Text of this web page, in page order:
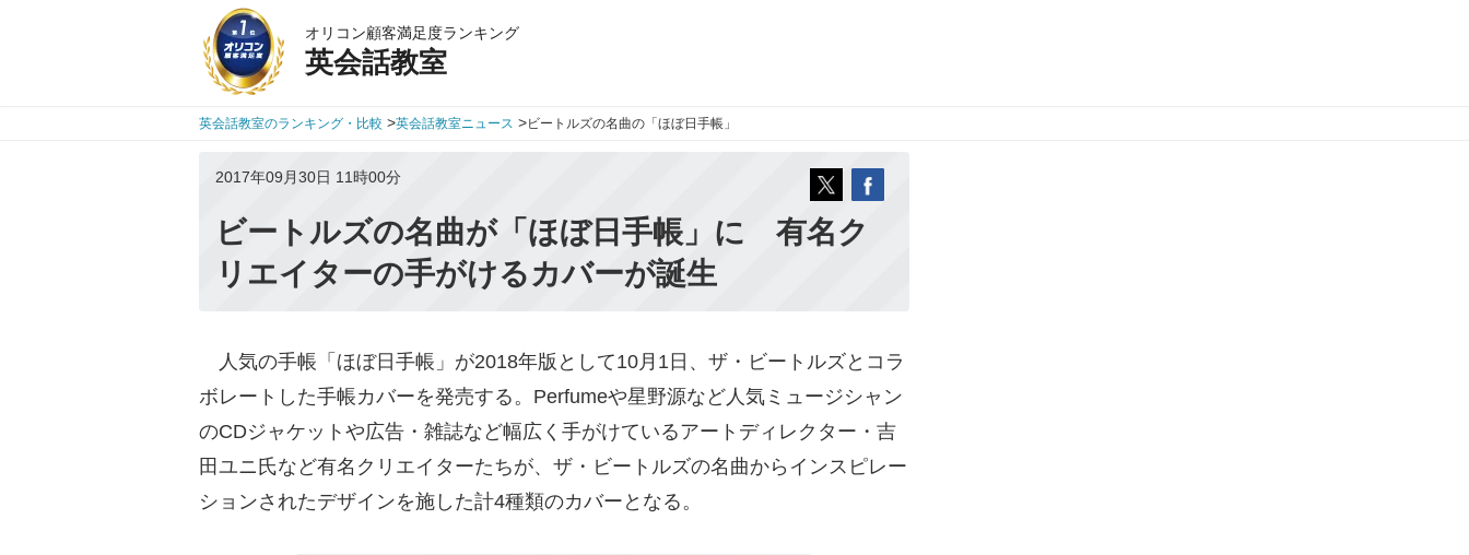
オリコン顧客満足度ランキング
英会話教室
英会話教室のランキング・比較 >英会話教室ニュース >ビートルズの名曲の「ほぼ日手帳」
2017年09月30日 11時00分
ビートルズの名曲が「ほぼ日手帳」に 有名ク
リエイターの手がけるカバーが誕生
人気の手帳「ほぼ日手帳」が2018年版として10月1日、ザ・ビートルズとコラ
ボレートした手帳カバーを発売する。Perfumeや星野源など人気ミュージシャン
のCDジャケットや広告・雑誌など幅広く手がけているアートディレクター・吉
田ユニ氏など有名クリエイターたちが、ザ・ビートルズの名曲からインスピレー
ションされたデザインを施した計4種類のカバーとなる。